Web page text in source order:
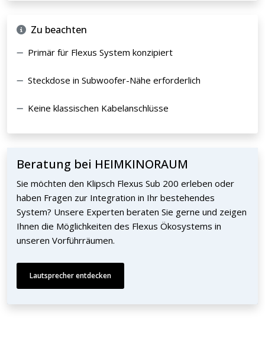
Zu beachten
Primär für Flexus System konzipiert
Steckdose in Subwoofer-Nähe erforderlich
Keine klassischen Kabelanschlüsse
Beratung bei HEIMKINORAUM
Sie möchten den Klipsch Flexus Sub 200 erleben oder
haben Fragen zur Integration in Ihr bestehendes
System? Unsere Experten beraten Sie gerne und zeigen
Ihnen die Möglichkeiten des Flexus Ökosystems in
unseren Vorführräumen.
Lautsprecher entdecken